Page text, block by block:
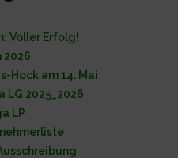
Voller Erfolg!
2026
Hock am 14. Mai
LG 2025_2026
LP